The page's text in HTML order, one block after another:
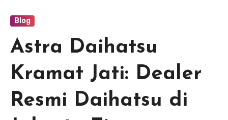
Blog
Astra Daihatsu
Kramat Jati: Dealer
Resmi Daihatsu di